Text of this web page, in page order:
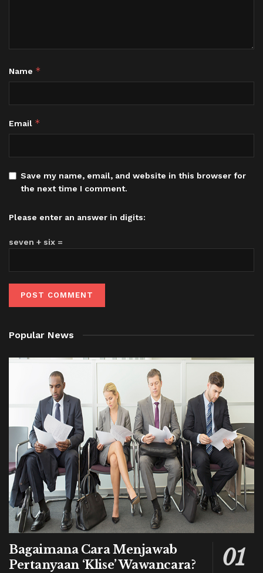
Name *
Email *
Save my name, email, and website in this browser for
the next time I comment.
Please enter an answer in digits:
seven + six =
Popular News
Bagaimana Cara Menjawab
Pertanyaan ‘Klise’ Wawancara?